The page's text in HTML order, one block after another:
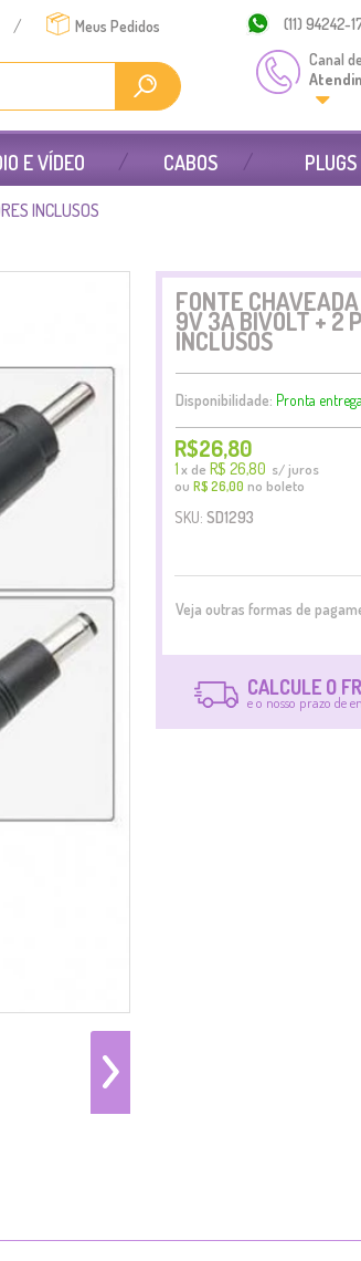
/ Meus Pedidos (11) 94242-
Canal de
E VÍDEO CABOS
INCLUSOS
FONTE
9V 3A BIVOLT + 2
INCLUSOS
Disponibilidade: Pronta entrega
R$26,80
1xde R$ 26,80 s/ juros
ou R$ 26,00 no boleto
SKU: SD1293
Veja outras formas de
CALCULE O
e o nosso prazo de